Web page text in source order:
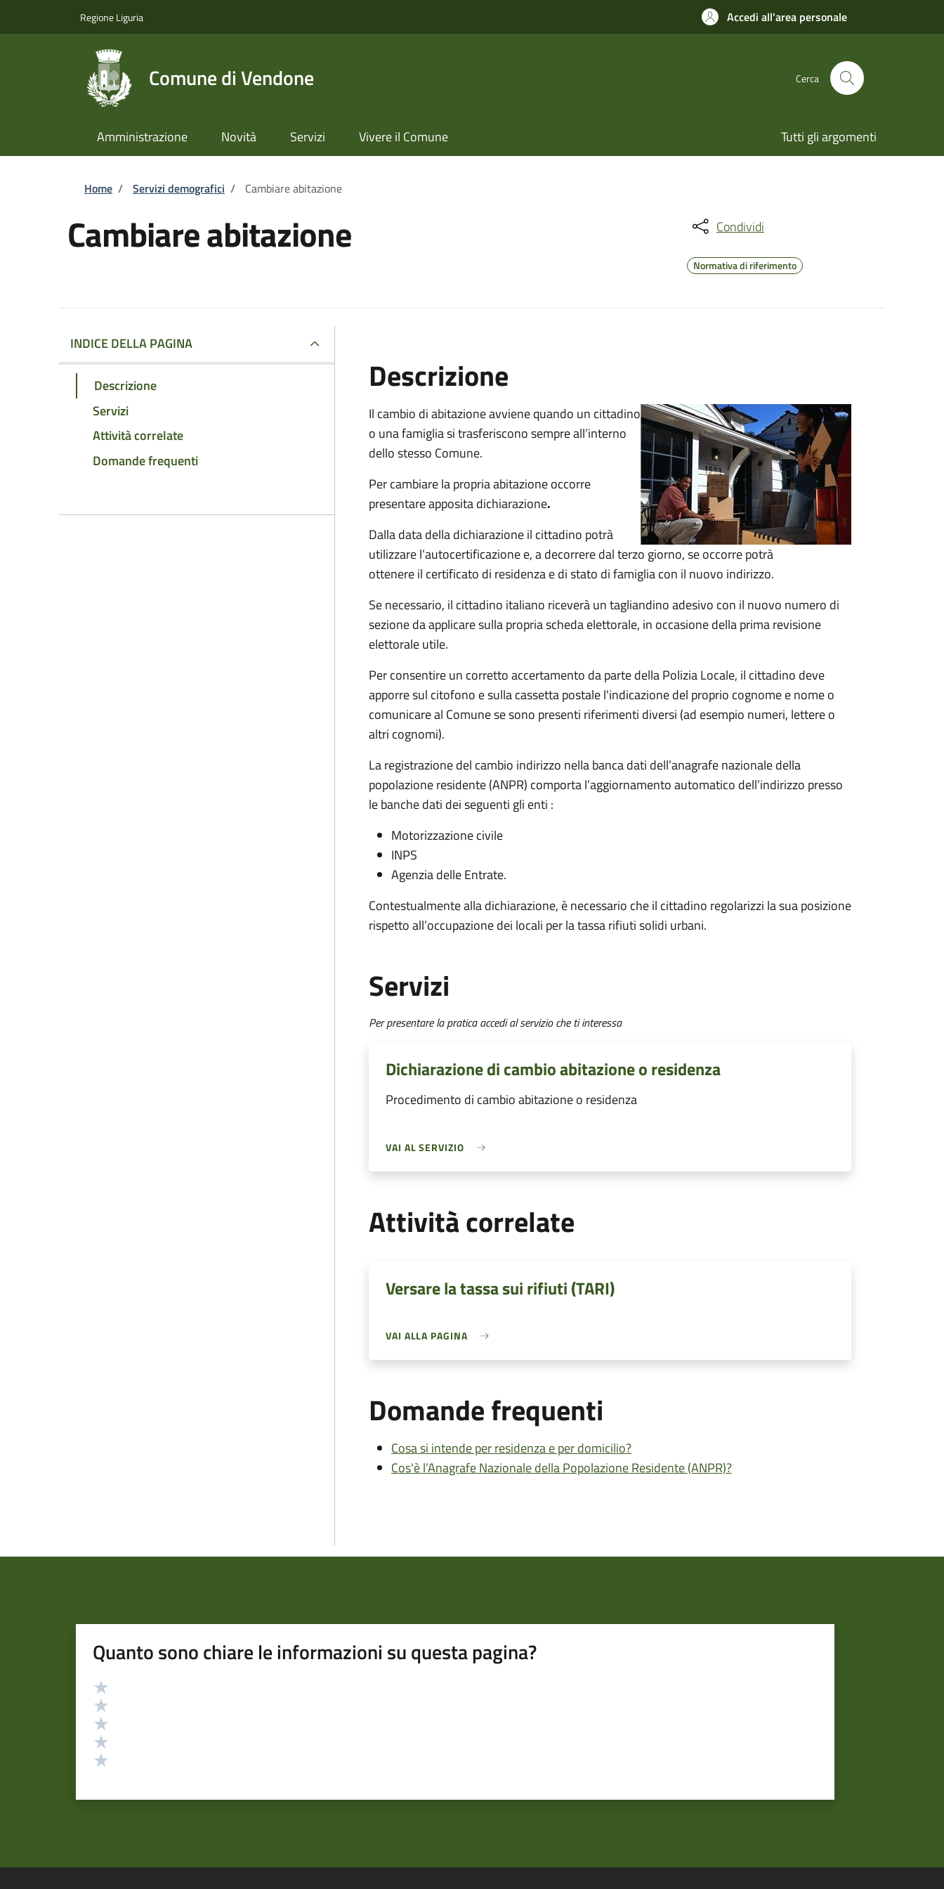
Regione Liguria Accedi all'area personale
Comune di Vendone Cerca
Amministrazione Novità Servizi Vivere il Comune Tutti gli argomenti
Briciole di pane
Home / Servizi demografici / Cambiare abitazione
Cambiare abitazione Condividi
Normativa di riferimento
INDICE DELLA PAGINA
Descrizione
Servizi
Attività correlate
Domande frequenti
Descrizione
Il cambio di abitazione avviene quando un cittadino
o una famiglia si trasferiscono sempre all’interno
dello stesso Comune.
Per cambiare la propria abitazione occorre
presentare appositadichiarazione.
Dalla data della dichiarazione il cittadino potrà
utilizzare l’autocertificazione e, a decorrere dal terzo giorno, se occorrepotrà
ottenere il certificato di residenza e di stato di famiglia con il nuovo indirizzo.
Se necessario, il cittadino italiano riceverà un tagliandino adesivo con il nuovo numero di
sezione da applicare sulla propria scheda elettorale, in occasione della prima revisione
elettorale utile.
Per consentire un corretto accertamento da parte della Polizia Locale, il cittadino deve
apporre sul citofono e sulla cassetta postale l'indicazione del proprio cognome e nome o
comunicare al Comune se sono presenti riferimenti diversi (ad esempio numeri, lettere o
altri cognomi).
La registrazione del cambio indirizzo nella banca dati dell’anagrafe nazionale della
popolazione residente (ANPR) comporta l’aggiornamento automatico dell’indirizzo presso
le banche dati dei seguenti gli enti :
Motorizzazione civile
INPS
Agenzia delle Entrate.
Contestualmente alla dichiarazione, è necessario che il cittadino regolarizzi la sua posizione
rispetto all’occupazione dei locali per la tassa rifiuti solidi urbani.
Servizi
Per presentare la pratica accedi al servizio che ti interessa
Dichiarazione di cambio abitazione o residenza
Procedimento di cambio abitazione o residenza
VAI AL SERVIZIO
Attività correlate
Versare la tassa sui rifiuti (TARI)
VAI ALLA PAGINA
Domande frequenti
Cosa si intende per residenza e per domicilio?
Cos'è l’Anagrafe Nazionale della Popolazione Residente (ANPR)?
Quanto sono chiare le informazioni su questa pagina?
Valutazione